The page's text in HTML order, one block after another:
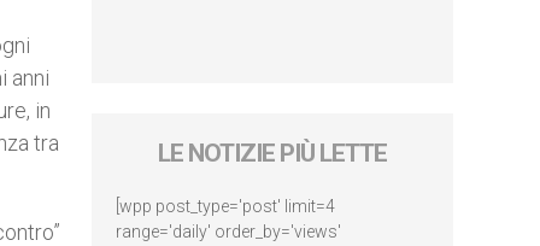
anni
in
tra
LE NOTIZIE PIÙ LETTE
[wpp post_type='post' limit=4
range='daily' order_by='views'